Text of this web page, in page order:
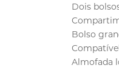
Dois
Bolso
Almofada